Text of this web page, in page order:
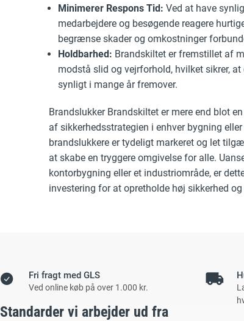
Minimerer Respons Tid: Ved at have
medarbejdere og besøgende reagere
begrænse skader og omkostninger
Holdbarhed: Brandskiltet er fremstillet af
modstå slid og vejrforhold, hvilket sikrer,
synligt i mange år fremover.
Brandslukker Brandskiltet er mere end blot
af sikkerhedsstrategien i enhver bygning
brandslukkere er tydeligt markeret og let
at skabe en tryggere omgivelse for alle.
kontorbygning eller et industriområde, er
investering for at opretholde høj sikkerhed
Fri fragt med GLS
Ved online køb på over 1.000 kr.
Standarder vi arbejder ud fra